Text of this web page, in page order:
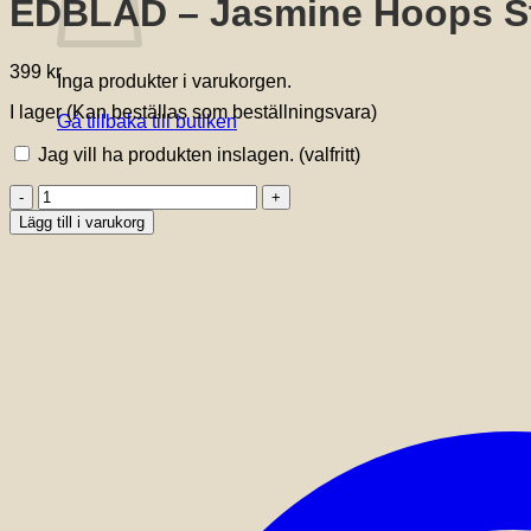
Inga produkter i varukorgen.
Gå tillbaka till butiken
EDBLAD – Jasmine Hoops
399 kr
I lager (Kan beställas som beställningsvara)
Jag vill ha produkten inslagen. (valfritt)
EDBLAD
-
Jasmine
Lägg till i varukorg